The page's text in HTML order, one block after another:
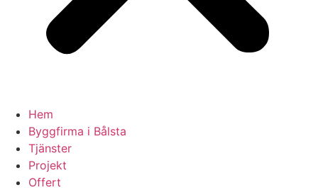
Hem
Byggfirma i Bålsta
Tjänster
Projekt
Offert